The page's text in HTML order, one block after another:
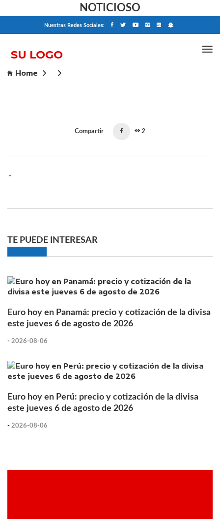
NOTICIOSO
Nuestras Redes Sociales:
Home
Compartir 2
-
TE PUEDE INTERESAR
Euro hoy en Panamá: precio y cotización de la divisa
este jueves 6 de agosto de 2026
- 2026-08-06
Euro hoy en Perú: precio y cotización de la divisa
este jueves 6 de agosto de 2026
- 2026-08-06